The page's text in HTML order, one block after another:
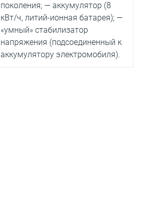
поколения; — аккумулятор (8
кВт/ч, литий-ионная батарея); —
«умный» стабилизатор
напряжения (подсоединенный к
аккумулятору электромобиля).